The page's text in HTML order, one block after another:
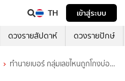
TH
เข้าสู่ระบบ
ดวงรายสัปดาห์ ดวงรายปักษ์
ทำนายเบอร์ กลุ่มเลขไหนถูกโกงบ่อย